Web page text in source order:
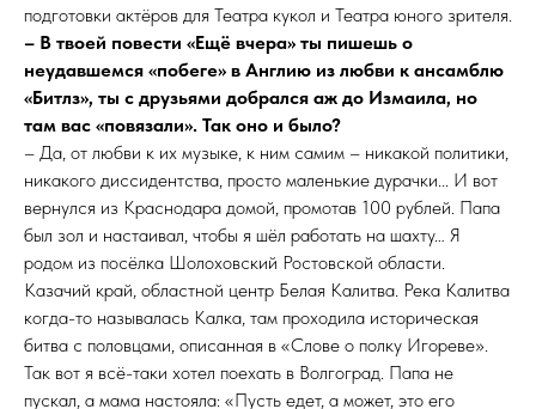
подготовки актёров для Театра кукол и Театра юного зрителя.
– В твоей повести «Ещё вчера» ты пишешь о
неудавшемся «побеге» в Англию из любви к ансамблю
«Битлз», ты с друзьями добрался аж до Измаила, но
там вас «повязали». Так оно и было?
– Да, от любви к их музыке, к ним самим – никакой политики,
никакого диссидентства, просто маленькие дурачки... И вот
вернулся из Краснодара домой, промотав 100 рублей. Папа
был зол и настаивал, чтобы я шёл работать на шахту… Я
родом из посёлка Шолоховский Ростовской области.
Казачий край, областной центр Белая Калитва. Река Калитва
когда-то называлась Калка, там проходила историческая
битва с половцами, описанная в «Слове о полку Игореве».
Так вот я всё-таки хотел поехать в Волгоград. Папа не
пускал, а мама настояла: «Пусть едет, а может, это его